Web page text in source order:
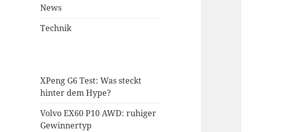
News
Technik
XPeng G6 Test: Was steckt
hinter dem Hype?
Volvo EX60 P10 AWD: ruhiger
Gewinnertyp